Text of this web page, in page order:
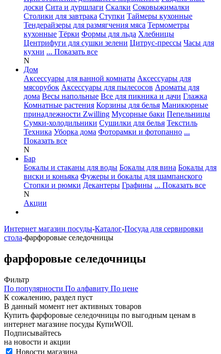
доски Сита и дуршлаги Скалки Соковыжималки
Столики для завтрака Ступки Таймеры кухонные
Тендерайзеры для размягчения мяса Термометры
кухонные Тёрки Формы для льда Хлебницы
Центрифуги для сушки зелени Цитрус-прессы Часы для
кухни ... Показать все
N
Дом
Аксессуары для ванной комнаты Аксессуары для
мясорубок Аксессуары для пылесосов Ароматы для
дома Весы напольные Все для пикника и дачи Глажка
Комнатные растения Корзины для белья Маникюрные
принадлежности Zwilling Мусорные баки Пепельницы
Сумки-холодильники Сушилки для белья Текстиль
Техника Уборка дома Фоторамки и фотопанно ...
Показать все
N
Бар
Бокалы и стаканы для воды Бокалы для вина Бокалы для
виски и коньяка Фужеры и бокалы для шампанского
Стопки и рюмки Декантеры Графины ... Показать все
N
Акции
Интернет магазин посуды-Каталог-Посуда для сервировки
стола-фарфоровые селедочницы
фарфоровые селедочницы
Фильтр
По популярности По алфавиту По цене
К сожалению, раздел пуст
В данный момент нет активных товаров
Купить фарфоровые селедочницы по выгодным ценам в
интернет магазине посуды КупиWOll.
Подписывайтесь
на новости и акции
Новости магазина